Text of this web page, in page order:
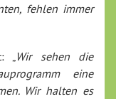
fehlen immer
„Wir sehen die
eine
Wir halten es